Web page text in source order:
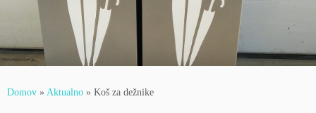
Domov » Aktualno » Koš za dežnike